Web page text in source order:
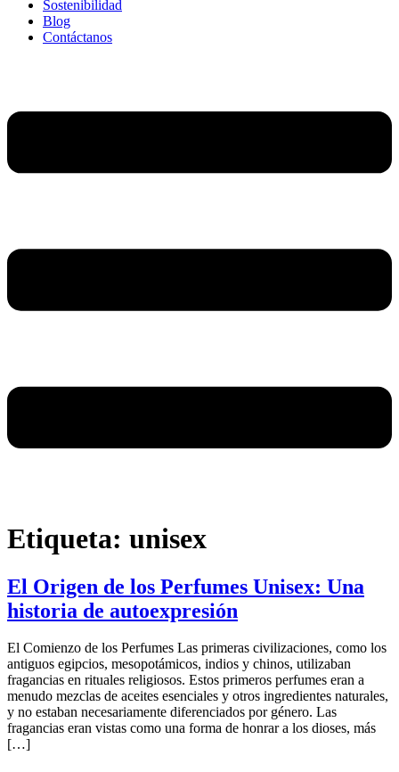
Sostenibilidad
Blog
Contáctanos
Etiqueta: unisex
El Origen de los Perfumes Unisex: Una
historia de autoexpresión
El Comienzo de los Perfumes Las primeras civilizaciones, como los
antiguos egipcios, mesopotámicos, indios y chinos, utilizaban
fragancias en rituales religiosos. Estos primeros perfumes eran a
menudo mezclas de aceites esenciales y otros ingredientes naturales,
y no estaban necesariamente diferenciados por género. Las
fragancias eran vistas como una forma de honrar a los dioses, más
[…]